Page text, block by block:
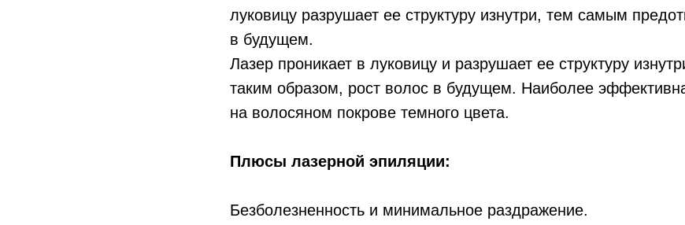
луковицу разрушает ее структуру изнутри, тем самым
в будущем.
Лазер проникает в луковицу и разрушает ее структуру
таким образом, рост волос в будущем. Наиболее
на волосяном покрове темного цвета.
Плюсы лазерной эпиляции:
Безболезненность и минимальное раздражение.